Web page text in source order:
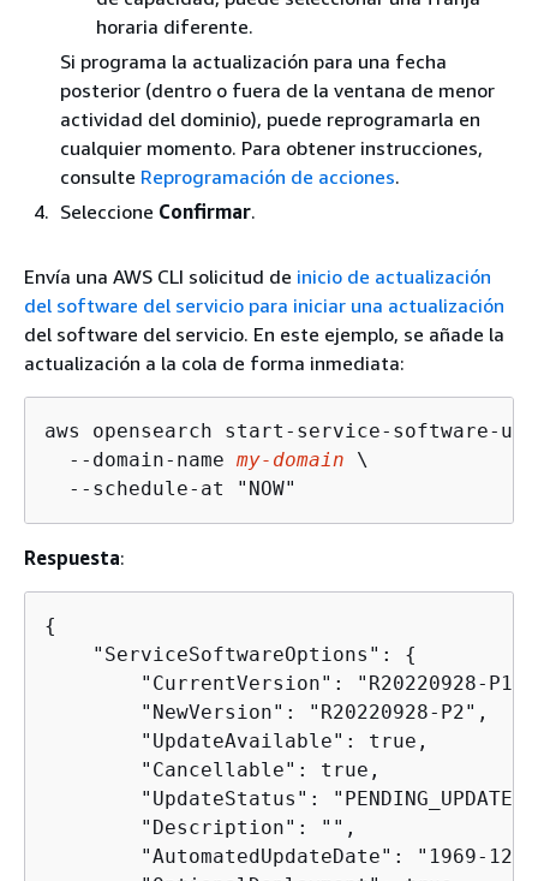
horaria diferente.
Si programa la actualización para una fecha
posterior (dentro o fuera de la ventana de menor
actividad del dominio), puede reprogramarla en
cualquier momento. Para obtener instrucciones,
consulte Reprogramación de acciones.
Seleccione Confirmar.
Envía una AWS CLI solicitud de inicio de actualización
del software del servicio para iniciar una actualización
del software del servicio. En este ejemplo, se añade la
actualización a la cola de forma inmediata:
aws opensearch start-service-software-
  --domain-name
my-domain \
  --schedule-at "NOW"
Respuesta:
{
    "ServiceSoftwareOptions":
{
        "CurrentVersion": "R20220928-P1",
        "NewVersion": "R20220928-P2",
        "UpdateAvailable": true,
        "Cancellable": true,
        "UpdateStatus": "PENDING_UPDATE",
        "Description": "",
"AutomatedUpdateDate": "1969-12-